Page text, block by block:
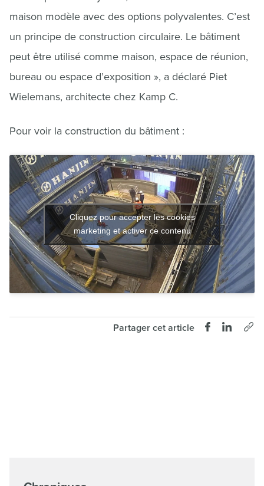
maison modèle avec des options polyvalentes. C’est
un principe de construction circulaire. Le bâtiment
peut être utilisé comme maison, espace de réunion,
bureau ou espace d’exposition », a déclaré Piet
Wielemans, architecte chez Kamp C.
Pour voir la construction du bâtiment :
Cliquez pour accepter les cookies
marketing et activer ce contenu
Partager cet article